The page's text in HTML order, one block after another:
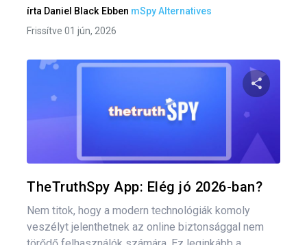
írta Daniel Black Ebben mSpy Alternatives
Frissítve 01 jún, 2026
Oszd
TheTruthSpy App: Elég jó 2026-ban?
Nem titok, hogy a modern technológiák komoly
veszélyt jelenthetnek az online biztonsággal nem